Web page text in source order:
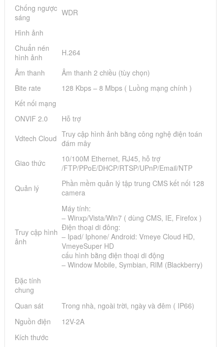
Chống ngược
sáng
WDR
Hình ảnh
Chuẩn nén
hình ảnh
H.264
Âm thanh
Âm thanh 2 chiều (tùy chọn)
Bite rate
128 Kbps – 8 Mbps ( Luồng mạng chính )
Kết nối mạng
ONVIF 2.0
Hỗ trợ
Vdtech Cloud Truy cập hình ảnh bằng công nghệ điện toán
đám mây
Giao thức
10/100M Ethernet, RJ45, hỗ trợ
/FTP/PPoE/DHCP/RTSP/UPnP/Email/NTP
Quản lý
Phần mềm quản lý tập trung CMS kết nối 128
camera
Truy cập hình
ảnh
Máy tính:
– Winxp/Vista/Win7 ( dùng CMS, IE, Firefox )
Điện thoại di đông:
– Ipad/ Iphone/ Android: Vmeye Cloud HD,
VmeyeSuper HD
cấu hình bằng điện thoại di động
– Window Mobile, Symbian, RIM (Blackberry)
Đặc tính
chung
Quan sát
Trong nhà, ngoài trời, ngày và đêm ( IP66)
Nguồn điện
12V-2A
Kích thước